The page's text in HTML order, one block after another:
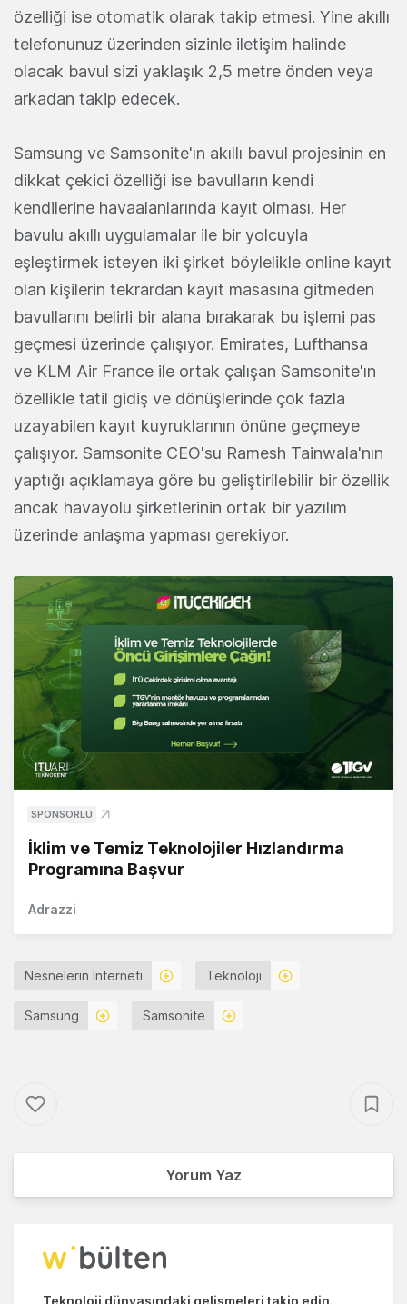
özelliği ise otomatik olarak takip etmesi. Yine akıllı
telefonunuz üzerinden sizinle iletişim halinde
olacak bavul sizi yaklaşık 2,5 metre önden veya
arkadan takip edecek.
Samsung ve Samsonite'ın akıllı bavul projesinin en
dikkat çekici özelliği ise bavulların kendi
kendilerine havaalanlarında kayıt olması. Her
bavulu akıllı uygulamalar ile bir yolcuyla
eşleştirmek isteyen iki şirket böylelikle online kayıt
olan kişilerin tekrardan kayıt masasına gitmeden
bavullarını belirli bir alana bırakarak bu işlemi pas
geçmesi üzerinde çalışıyor. Emirates, Lufthansa
ve KLM Air France ile ortak çalışan Samsonite'ın
özellikle tatil gidiş ve dönüşlerinde çok fazla
uzayabilen kayıt kuyruklarının önüne geçmeye
çalışıyor. Samsonite CEO'su Ramesh Tainwala'nın
yaptığı açıklamaya göre bu geliştirilebilir bir özellik
ancak havayolu şirketlerinin ortak bir yazılım
üzerinde anlaşma yapması gerekiyor.
SPONSORLU
İklim ve Temiz Teknolojiler Hızlandırma
Programına Başvur
Adrazzi
Nesnelerin İnterneti Teknoloji
Samsung Samsonite
Yorum Yaz
Teknoloji dünyasındaki gelişmeleri takip edin.